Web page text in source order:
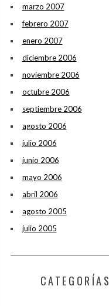
marzo 2007
febrero 2007
enero 2007
diciembre 2006
noviembre 2006
octubre 2006
septiembre 2006
agosto 2006
julio 2006
junio 2006
mayo 2006
abril 2006
agosto 2005
julio 2005
CATEGORÍAS